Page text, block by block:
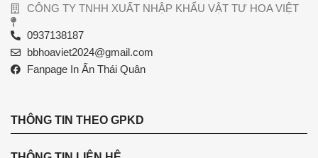
CÔNG TY TNHH XUẤT NHẬP KHẨU VẬT TƯ HOA VIỆT
0937138187
bbhoaviet2024@gmail.com
Fanpage In Ấn Thái Quân
THÔNG TIN THEO GPKD